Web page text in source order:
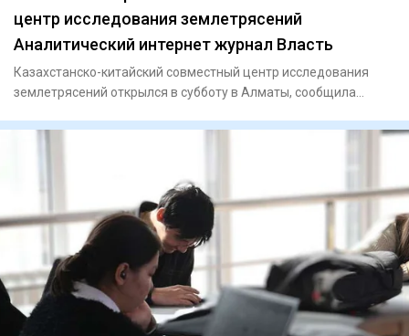
центр исследования землетрясений
Аналитический интернет журнал Власть
Казахстанско-китайский совместный центр исследования
землетрясений открылся в субботу в Алматы, сообщила